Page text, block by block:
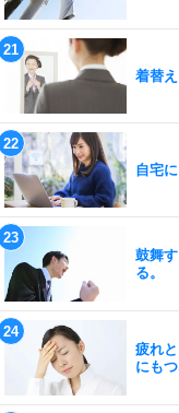
着替
自宅
鼓舞
る。
疲れ
にもつ